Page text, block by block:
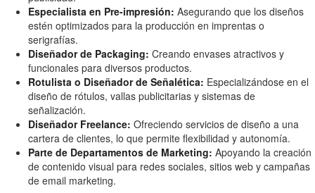
Especialista en Pre-impresión: Asegurando que los diseños
estén optimizados para la producción en imprentas o
serigrafías.
Diseñador de Packaging: Creando envases atractivos y
funcionales para diversos productos.
Rotulista o Diseñador de Señalética: Especializándose en el
diseño de rótulos, vallas publicitarias y sistemas de
señalización.
Diseñador Freelance: Ofreciendo servicios de diseño a una
cartera de clientes, lo que permite flexibilidad y autonomía.
Parte de Departamentos de Marketing: Apoyando la creación
de contenido visual para redes sociales, sitios web y campañas
de email marketing.